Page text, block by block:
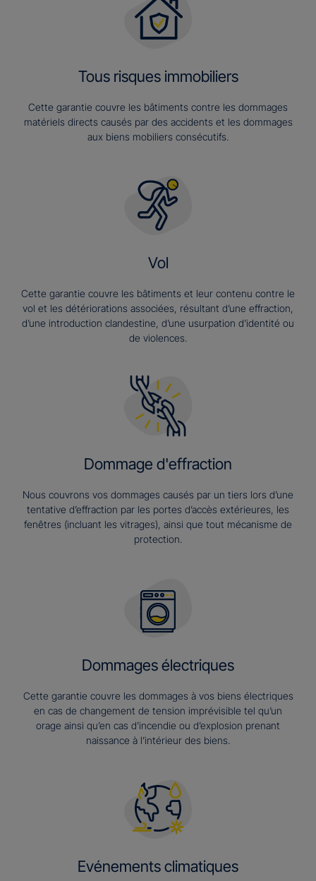
Tous risques immobiliers
Cette garantie couvre les bâtiments contre les dommages
matériels directs causés par des accidents et les dommages
aux biens mobiliers consécutifs.
Vol
Cette garantie couvre les bâtiments et leur contenu contre le
vol et les détériorations associées, résultant d’une effraction,
d’une introduction clandestine, d’une usurpation d’identité ou
de violences.
Dommage d'effraction
Nous couvrons vos dommages causés par un tiers lors d’une
tentative d’effraction par les portes d’accès extérieures, les
fenêtres (incluant les vitrages), ainsi que tout mécanisme de
protection.
Dommages électriques
Cette garantie couvre les dommages à vos biens électriques
en cas de changement de tension imprévisible tel qu’un
orage ainsi qu’en cas d’incendie ou d’explosion prenant
naissance à l’intérieur des biens.
Evénements climatiques